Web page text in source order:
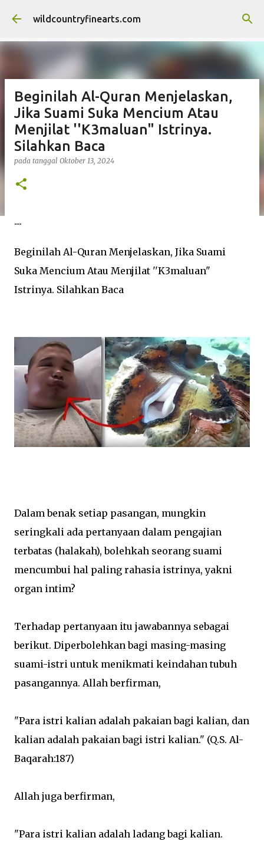
Langsung ke konten utama
wildcountryfinearts.com
Beginilah Al-Quran Menjelaskan,
Jika Suami Suka Mencium Atau
Menjilat ''K3maluan" Istrinya.
Silahkan Baca
pada tanggal Oktober 13, 2024
....
Beginilah Al-Quran Menjelaskan, Jika Suami
Suka Mencium Atau Menjilat ''K3maluan"
Istrinya. Silahkan Baca
Dalam benak setiap pasangan, mungkin
seringkali ada pertanyaan dalam pengajian
terbatas (halakah), bolehkah seorang suami
mencumbui hal paling rahasia istrinya, yakni
organ intim?
Terhadap pertanyaan itu jawabannya sebagai
berikut. Diperbolehkan bagi masing-masing
suami-istri untuk menikmati keindahan tubuh
pasangannya. Allah berfirman,
"Para istri kalian adalah pakaian bagi kalian, dan
kalian adalah pakaian bagi istri kalian." (Q.S. Al-
Baqarah:187)
Allah juga berfirman,
"Para istri kalian adalah ladang bagi kalian.